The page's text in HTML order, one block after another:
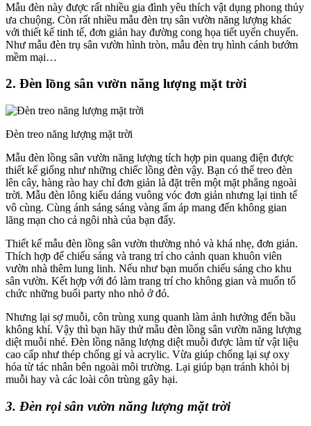
Mẫu đèn này được rất nhiều gia đình yêu thích vật dụng phong thủy
ưa chuộng. Còn rất nhiều mẫu đèn trụ sân vườn năng lượng khác
với thiết kế tinh tế, đơn giản hay đường cong họa tiết uyển chuyển.
Như mẫu đèn trụ sân vườn hình tròn, mẫu đèn trụ hình cánh bướm
mềm mại…
2. Đèn lồng sân vườn năng lượng mặt trời
Đèn treo năng lượng mặt trời
Mẫu đèn lồng sân vườn năng lượng tích hợp pin quang điện được
thiết kế giống như những chiếc lồng đèn vậy. Bạn có thể treo đèn
lên cây, hàng rào hay chỉ đơn giản là đặt trên một mặt phẳng ngoài
trời. Mẫu đèn lông kiểu dáng vuông vóc đơn giản nhưng lại tinh tế
vô cùng. Cùng ánh sáng sáng vàng ấm áp mang đến không gian
lãng mạn cho cả ngôi nhà của bạn đấy.
Thiết kế mẫu đèn lồng sân vườn thường nhỏ và khá nhẹ, đơn giản.
Thích hợp để chiếu sáng và trang trí cho cảnh quan khuôn viên
vườn nhà thêm lung linh. Nếu như bạn muốn chiếu sáng cho khu
sân vườn. Kết hợp với đó làm trang trí cho không gian và muốn tổ
chức những buổi party nho nhỏ ở đó.
Nhưng lại sợ muỗi, côn trùng xung quanh làm ảnh hưởng đến bầu
không khí. Vậy thì bạn hãy thử mẫu đèn lồng sân vườn năng lượng
diệt muỗi nhé. Đèn lồng năng lượng diệt muỗi được làm từ vật liệu
cao cấp như thép chống gỉ và acrylic. Vừa giúp chống lại sự oxy
hóa từ tác nhân bên ngoài môi trường. Lại giúp bạn tránh khỏi bị
muỗi hay và các loài côn trùng gây hại.
3. Đèn rọi sân vườn năng lượng mặt trời